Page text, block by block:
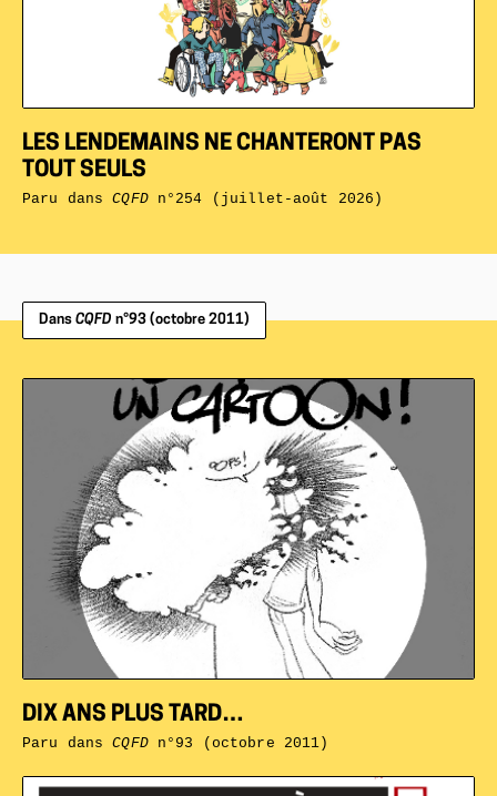
LES LENDEMAINS NE CHANTERONT PAS
TOUT SEULS
Paru dansCQFDn°254 (juillet-août 2026)
Dans CQFD n°93 (octobre 2011)
DIX ANS PLUS TARD…
Paru dansCQFDn°93 (octobre 2011)